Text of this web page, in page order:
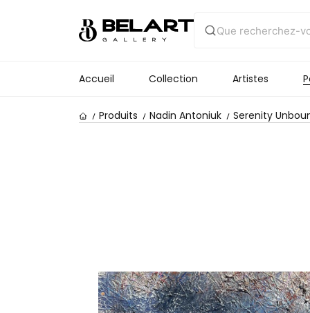
Accueil Collection Artistes
Produits Nadin Antoniuk Serenity